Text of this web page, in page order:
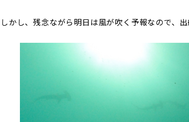
しかし、残念ながら明日は風が吹く予報なので、出